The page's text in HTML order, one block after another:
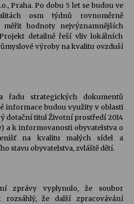
Praha. Po dobu 5 let se budou ve
osm týdnů rovnoměrně
hodnoty nejvýznamnějších
detailně řeší vliv lokálních
výroby na kvalitu ovzduší
řadu strategických dokumentů
informace budou využity v oblasti
dotační titul Životní prostředí 2014
a k informovanosti obyvatelstva o
na kvalitu malých sídel a
stavu obyvatelstva, zvláště dětí.
zprávy vyplynulo, že soubor
že další zpracovávání